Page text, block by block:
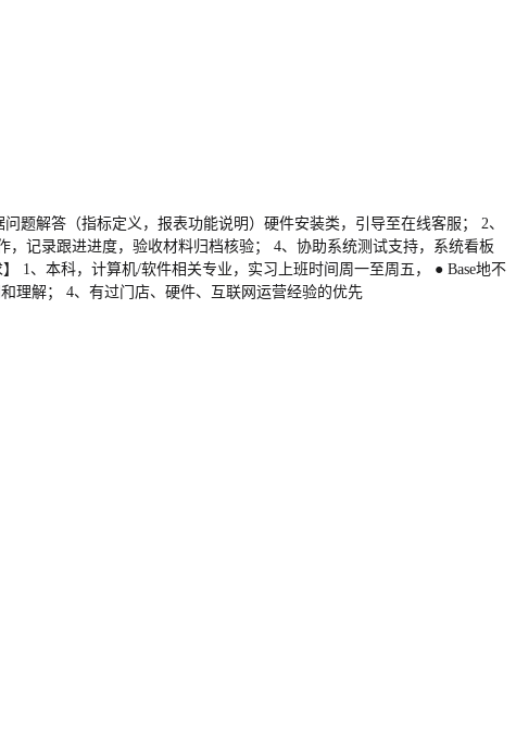
题解答（指标定义，报表功能说明）硬件安装类，引导至在线客服； 2、
记录跟进进度，验收材料归档核验； 4、协助系统测试支持，系统看板
1、本科，计算机/软件相关专业，实习上班时间周一至周五， ● Base地不
理解； 4、有过门店、硬件、互联网运营经验的优先